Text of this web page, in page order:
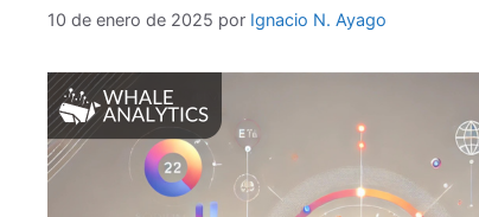
10 de enero de 2025 por Ignacio N. Ayago